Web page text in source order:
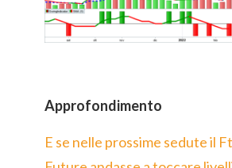
Approfondimento
E se nelle prossime sedute il